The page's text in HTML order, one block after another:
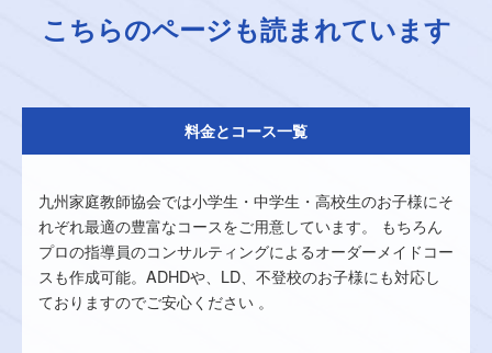
こちらのページも読まれています
料金とコース一覧
九州家庭教師協会では小学生・中学生・高校生のお子様にそ
れぞれ最適の豊富なコースをご用意しています。 もちろん
プロの指導員のコンサルティングによるオーダーメイドコー
スも作成可能。ADHDや、LD、不登校のお子様にも対応し
ておりますのでご安心ください 。